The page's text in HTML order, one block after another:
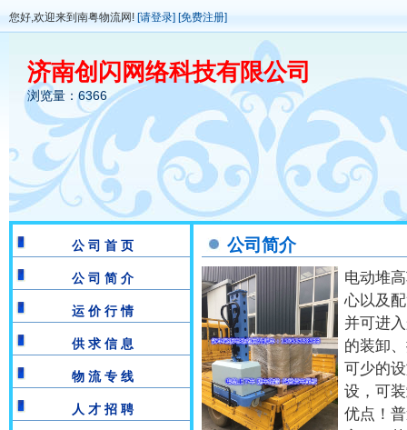
您好,欢迎来到南粤物流网! [请登录] [免费注册]
济南创闪网络科技有限公司
浏览量：6366
公 司 首 页
公 司 简 介
运 价 行 情
供 求 信 息
物 流 专 线
人 才 招 聘
公司简介
电动堆
心以及
并可进
的装卸
可少的
设，可
优点！